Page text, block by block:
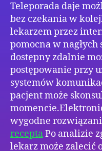
Teleporada daje
bez czekania w
lekarzem przez
pomocna w
dostępny zdalnie
postępowanie przy
systemów
pacjent może
wygodne
receptaPo analizie
lekarz może zalecić